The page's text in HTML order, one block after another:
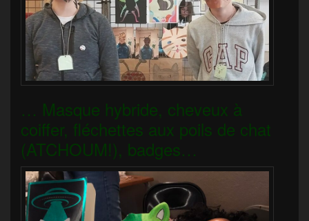
… Masque hybride, cheveux à
coiffer, fléchettes aux poils de chat
(ATCHOUM!), badges…